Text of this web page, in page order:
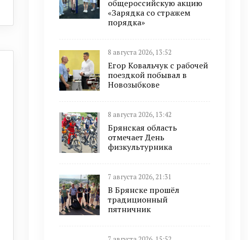
общероссийскую акцию
«Зарядка со стражем
порядка»
8 августа 2026, 13:52
Егор Ковальчук с рабочей
поездкой побывал в
Новозыбкове
8 августа 2026, 13:42
Брянская область
отмечает День
физкультурника
7 августа 2026, 21:31
В Брянске прошёл
традиционный
пятничник